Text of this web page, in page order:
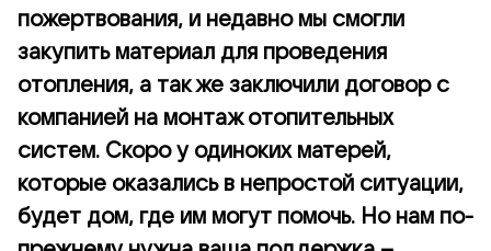
пожертвования, и недавно мы смогли
закупить материал для проведения
отопления, а так же заключили договор с
компанией на монтаж отопительных
систем. Скоро у одиноких матерей,
которые оказались в непростой ситуации,
будет дом, где им могут помочь. Но нам по-